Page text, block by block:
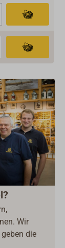
Wir
die